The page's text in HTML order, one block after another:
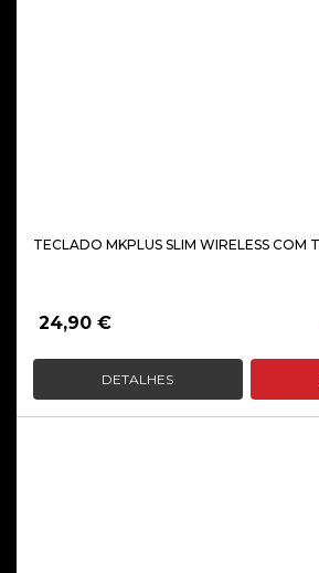
TECLADO MKPLUS SLIM WIRELESS COM
24,90 €
DETALHES